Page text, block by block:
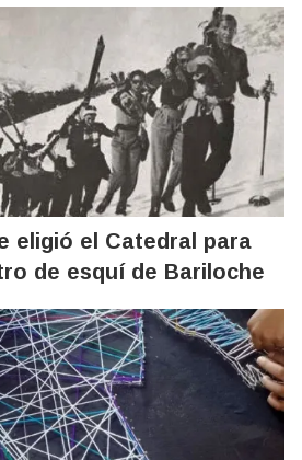
eligió el Catedral para
de esquí de Bariloche